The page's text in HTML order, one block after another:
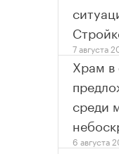
7 августа
Храм в
среди
6 августа